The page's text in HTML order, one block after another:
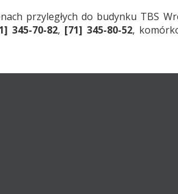
przyległych do budynku TBS
345-70-82, [71] 345-80-52,